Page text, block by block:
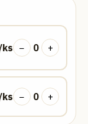
− 0 +
− 0 +